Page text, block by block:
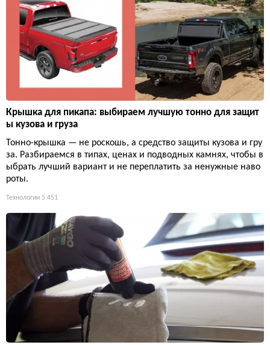
Крышка для пикапа: выбираем лучшую тонно для защит
ы кузова и груза
Тонно-крышка — не роскошь, а средство защиты кузова и гру
за. Разбираемся в типах, ценах и подводных камнях, чтобы в
ыбрать лучший вариант и не переплатить за ненужные наво
роты.
Технологии 5 451